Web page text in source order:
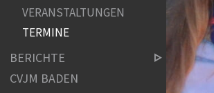
VERANSTALTUNGEN
TERMINE
BERICHTE
CVJM BADEN